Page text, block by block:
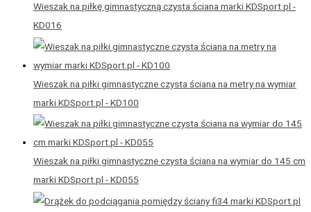
Wieszak na piłkę gimnastyczną czysta ściana marki KDSport.pl -
KD016
Wieszak na piłki gimnastyczne czysta ściana na metry na wymiar
marki KDSport.pl - KD100
Wieszak na piłki gimnastyczne czysta ściana na wymiar do 145 cm
marki KDSport.pl - KD055